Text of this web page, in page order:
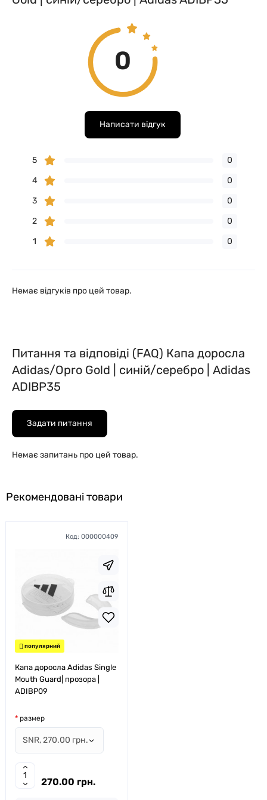
0
Написати відгук
5
0
4
0
3
0
2
0
1
0
Немає відгуків про цей товар.
Питання та відповіді (FAQ) Капа доросла
Adidas/Opro Gold | синій/серебро | Adidas
ADIBP35
Задати питання
Немає запитань про цей товар.
Рекомендовані товари
Код: 000000409
популярний
Капа доросла Adidas Single
Mouth Guard| прозора |
ADIBP09
размер
270.00 грн.